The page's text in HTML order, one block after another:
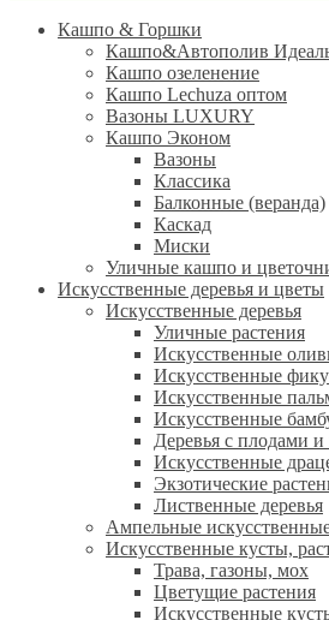
Кашпо & Горшки
Кашпо&Автополив
Кашпо озеленение
Кашпо Lechuza оптом
Вазоны LUXURY
Кашпо Эконом
Вазоны
Классика
Балконные (веранда)
Каскад
Миски
Уличные кашпо и
Искусственные деревья и цветы
Искусственные деревья
Уличные растения
Искусственные
Искусственные
Искусственные
Искусственные
Деревья с плодами и
Искусственные
Экзотические
Лиственные деревья
Ампельные
Искусственные кусты,
Трава, газоны, мох
Цветущие растения
Искусственные